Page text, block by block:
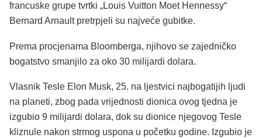
francuske grupe tvrtki „Louis Vuitton Moet Hennessy“
Bernard Arnault pretrpjeli su najveće gubitke.
Prema procjenama Bloomberga, njihovo se zajedničko
bogatstvo smanjilo za oko 30 milijardi dolara.
Vlasnik Tesle Elon Musk, 25. na ljestvici najbogatijih ljudi
na planeti, zbog pada vrijednosti dionica ovog tjedna je
izgubio 9 milijardi dolara, dok su dionice njegovog Tesle
kliznule nakon strmog uspona u početku godine. Izgubio je